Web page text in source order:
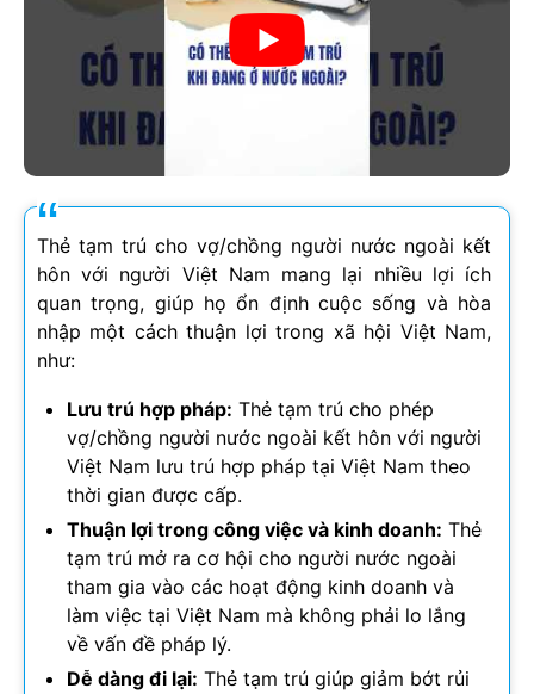
Thẻ tạm trú cho vợ/chồng người nước ngoài kết
hôn với người Việt Nam mang lại nhiều lợi ích
quan trọng, giúp họ ổn định cuộc sống và hòa
nhập một cách thuận lợi trong xã hội Việt Nam,
như:
Lưu trú hợp pháp: Thẻ tạm trú cho phép
vợ/chồng người nước ngoài kết hôn với người
Việt Nam lưu trú hợp pháp tại Việt Nam theo
thời gian được cấp.
Thuận lợi trong công việc và kinh doanh: Thẻ
tạm trú mở ra cơ hội cho người nước ngoài
tham gia vào các hoạt động kinh doanh và
làm việc tại Việt Nam mà không phải lo lắng
về vấn đề pháp lý.
Dễ dàng đi lại: Thẻ tạm trú giúp giảm bớt rủi